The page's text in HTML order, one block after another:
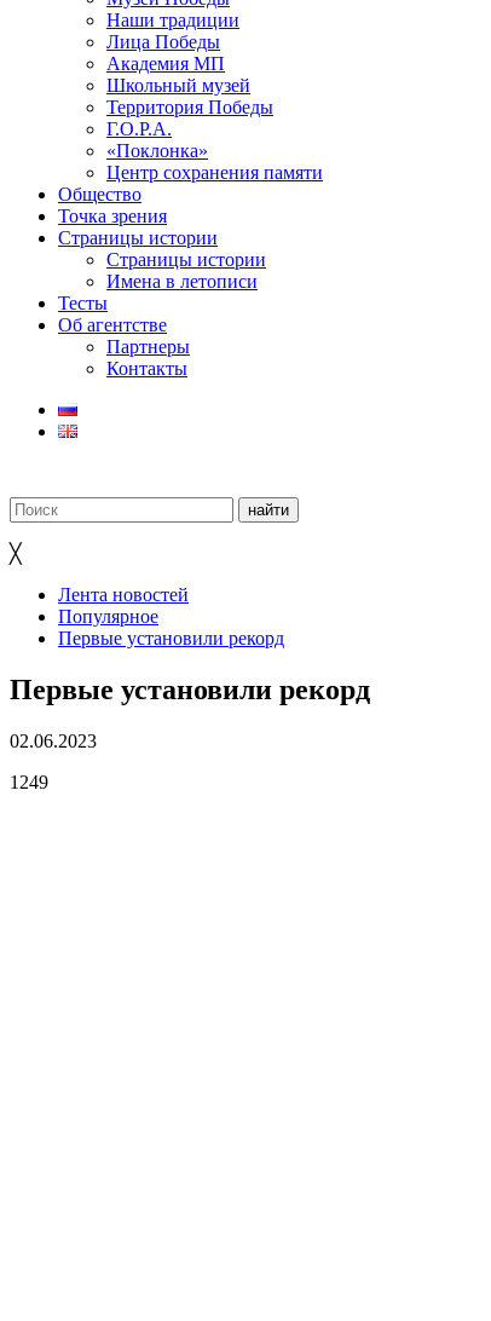
Наши традиции
Лица Победы
Академия МП
Школьный музей
Территория Победы
Г.О.Р.А.
«Поклонка»
Центр сохранения памяти
Общество
Точка зрения
Страницы истории
Страницы истории
Имена в летописи
Тесты
Об агентстве
Партнеры
Контакты
╳
Лента новостей
Популярное
Первые установили рекорд
Первые установили рекорд
02.06.2023
1249